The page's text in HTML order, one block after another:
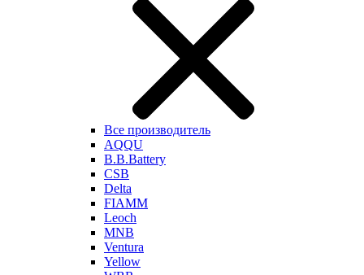
Все производитель
AQQU
B.B.Battery
CSB
Delta
FIAMM
Leoch
MNB
Ventura
Yellow